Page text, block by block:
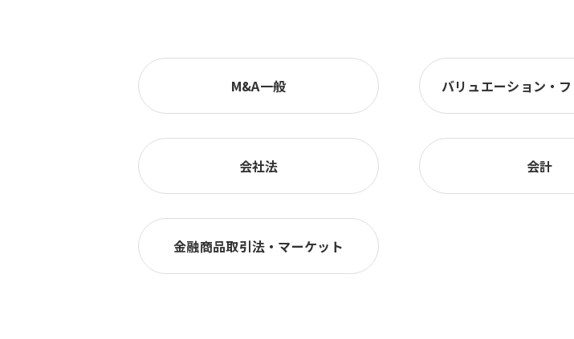
M&A一般 バリュエーション・
会社法 会計
金融商品取引法・マーケット